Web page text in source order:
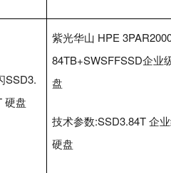
SSD3.
硬盘
紫光华山 HPE
84TB+SWSFFSSD企业
盘
技术参数:SSD3.84T 企
硬盘